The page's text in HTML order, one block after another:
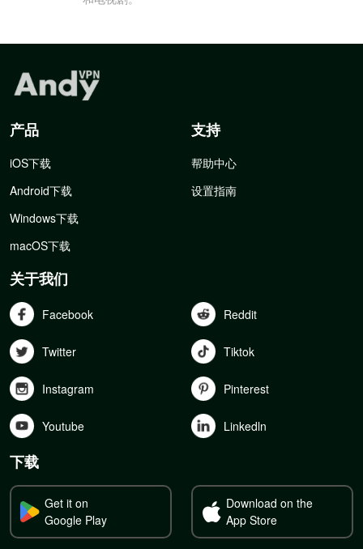
产品
iOS下载
Android下载
Windows下载
macOS下载
支持
帮助中心
设置指南
关于我们
Facebook Reddit
Twitter Tiktok
Instagram Pinterest
Youtube Linkedln
下载
Get it on
Google Play
Download on the
App Store